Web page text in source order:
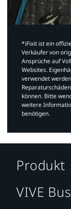
*iFixit ist ein
Verkäufer von
Ansprüche auf
Websites.
verwendet
können. Bitte
weitere
benötigen.​
Produkt
VIVE